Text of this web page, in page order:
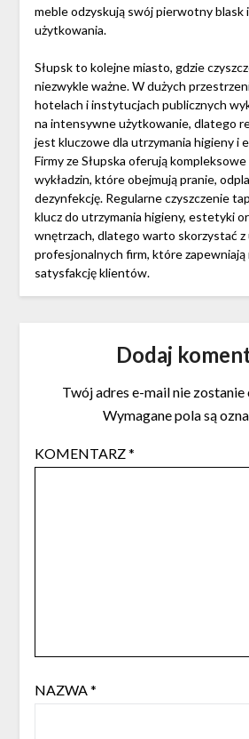
meble odzyskują swój pierwotny blask
użytkowania.
Słupsk to kolejne miasto, gdzie
niezwykle ważne. W dużych
hotelach i instytucjach publicznych
na intensywne użytkowanie, dlatego
jest kluczowe dla utrzymania higieny i
Firmy ze Słupska oferują kompleksowe
wykładzin, które obejmują pranie,
dezynfekcję. Regularne czyszczenie
klucz do utrzymania higieny, estetyki
wnętrzach, dlatego warto skorzystać z
profesjonalnych firm, które zapewniają
satysfakcję klientów.
Dodaj
Twój adres e-mail nie
Wymagane pola są
KOMENTARZ*
NAZWA*